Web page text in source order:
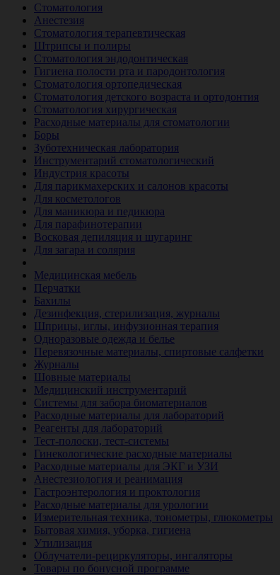
Стоматология
Анестезия
Стоматология терапевтическая
Штрипсы и полиры
Стоматология эндодонтическая
Гигиена полости рта и пародонтология
Стоматология ортопедическая
Стоматология детского возраста и ортодонтия
Стоматология хирургическая
Расходные материалы для стоматологии
Боры
Зуботехническая лаборатория
Инструментарий стоматологический
Индустрия красоты
Для парикмахерских и салонов красоты
Для косметологов
Для маникюра и педикюра
Для парафинотерапии
Восковая депиляция и шугаринг
Для загара и солярия
Медицинская мебель
Перчатки
Бахилы
Дезинфекция, стерилизация, журналы
Шприцы, иглы, инфузионная терапия
Одноразовые одежда и белье
Перевязочные материалы, спиртовые салфетки
Журналы
Шовные материалы
Медицинский инструментарий
Системы для забора биоматериалов
Расходные материалы для лабораторий
Реагенты для лабораторий
Тест-полоски, тест-системы
Гинекологические расходные материалы
Расходные материалы для ЭКГ и УЗИ
Анестезиология и реанимация
Гастроэнтерология и проктология
Расходные материалы для урологии
Измерительная техника, тонометры, глюкометры
Бытовая химия, уборка, гигиена
Утилизация
Облучатели-рециркуляторы, ингаляторы
Товары по бонусной программе